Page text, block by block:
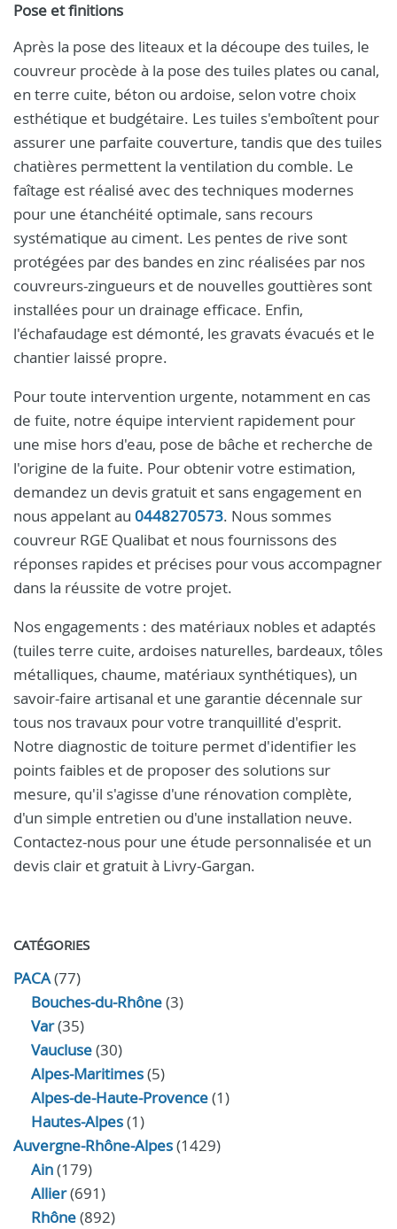
Pose et finitions
Après la pose des liteaux et la découpe des tuiles, le
couvreur procède à la pose des tuiles plates ou canal,
en terre cuite, béton ou ardoise, selon votre choix
esthétique et budgétaire. Les tuiles s'emboîtent pour
assurer une parfaite couverture, tandis que des tuiles
chatières permettent la ventilation du comble. Le
faîtage est réalisé avec des techniques modernes
pour une étanchéité optimale, sans recours
systématique au ciment. Les pentes de rive sont
protégées par des bandes en zinc réalisées par nos
couvreurs-zingueurs et de nouvelles gouttières sont
installées pour un drainage efficace. Enfin,
l'échafaudage est démonté, les gravats évacués et le
chantier laissé propre.
Pour toute intervention urgente, notamment en cas
de fuite, notre équipe intervient rapidement pour
une mise hors d'eau, pose de bâche et recherche de
l'origine de la fuite. Pour obtenir votre estimation,
demandez un devis gratuit et sans engagement en
nous appelant au 0448270573. Nous sommes
couvreur RGE Qualibat et nous fournissons des
réponses rapides et précises pour vous accompagner
dans la réussite de votre projet.
Nos engagements : des matériaux nobles et adaptés
(tuiles terre cuite, ardoises naturelles, bardeaux, tôles
métalliques, chaume, matériaux synthétiques), un
savoir-faire artisanal et une garantie décennale sur
tous nos travaux pour votre tranquillité d'esprit.
Notre diagnostic de toiture permet d'identifier les
points faibles et de proposer des solutions sur
mesure, qu'il s'agisse d'une rénovation complète,
d'un simple entretien ou d'une installation neuve.
Contactez-nous pour une étude personnalisée et un
devis clair et gratuit à Livry-Gargan.
CATÉGORIES
PACA(77)
Bouches-du-Rhône(3)
Var(35)
Vaucluse(30)
Alpes-Maritimes(5)
Alpes-de-Haute-Provence(1)
Hautes-Alpes(1)
Auvergne-Rhône-Alpes(1429)
Ain(179)
Allier(691)
Rhône(892)